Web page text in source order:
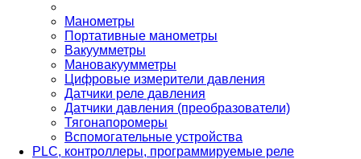
Манометры
Портативные манометры
Вакуумметры
Мановакуумметры
Цифровые измерители давления
Датчики реле давления
Датчики давления (преобразователи)
Тягонапоромеры
Вспомогательные устройства
PLС, контроллеры, программируемые реле